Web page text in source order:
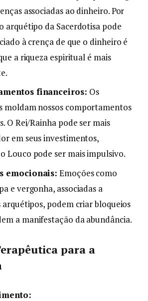
associadas ao dinheiro. Por
arquétipo da Sacerdotisa pode
à crença de que o dinheiro é
a riqueza espiritual é mais
financeiros: Os
moldam nossos comportamentos
O Rei/Rainha pode ser mais
em seus investimentos,
Louco pode ser mais impulsivo.
emocionais: Emoções como
e vergonha, associadas a
podem criar bloqueios
a manifestação da abundância.
para a